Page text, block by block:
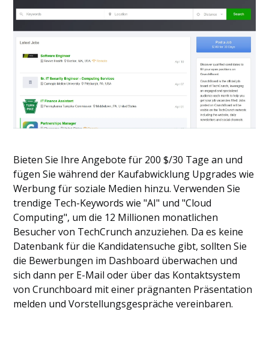
Bieten Sie Ihre Angebote für 200 $/30 Tage an und
fügen Sie während der Kaufabwicklung Upgrades wie
Werbung für soziale Medien hinzu. Verwenden Sie
trendige Tech-Keywords wie "AI" und "Cloud
Computing", um die 12 Millionen monatlichen
Besucher von TechCrunch anzuziehen. Da es keine
Datenbank für die Kandidatensuche gibt, sollten Sie
die Bewerbungen im Dashboard überwachen und
sich dann per E-Mail oder über das Kontaktsystem
von Crunchboard mit einer prägnanten Präsentation
melden und Vorstellungsgespräche vereinbaren.